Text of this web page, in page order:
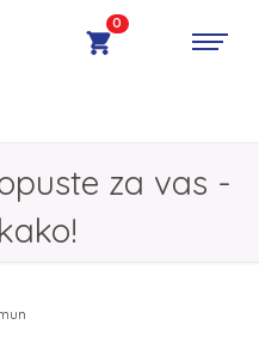
0
za vas -